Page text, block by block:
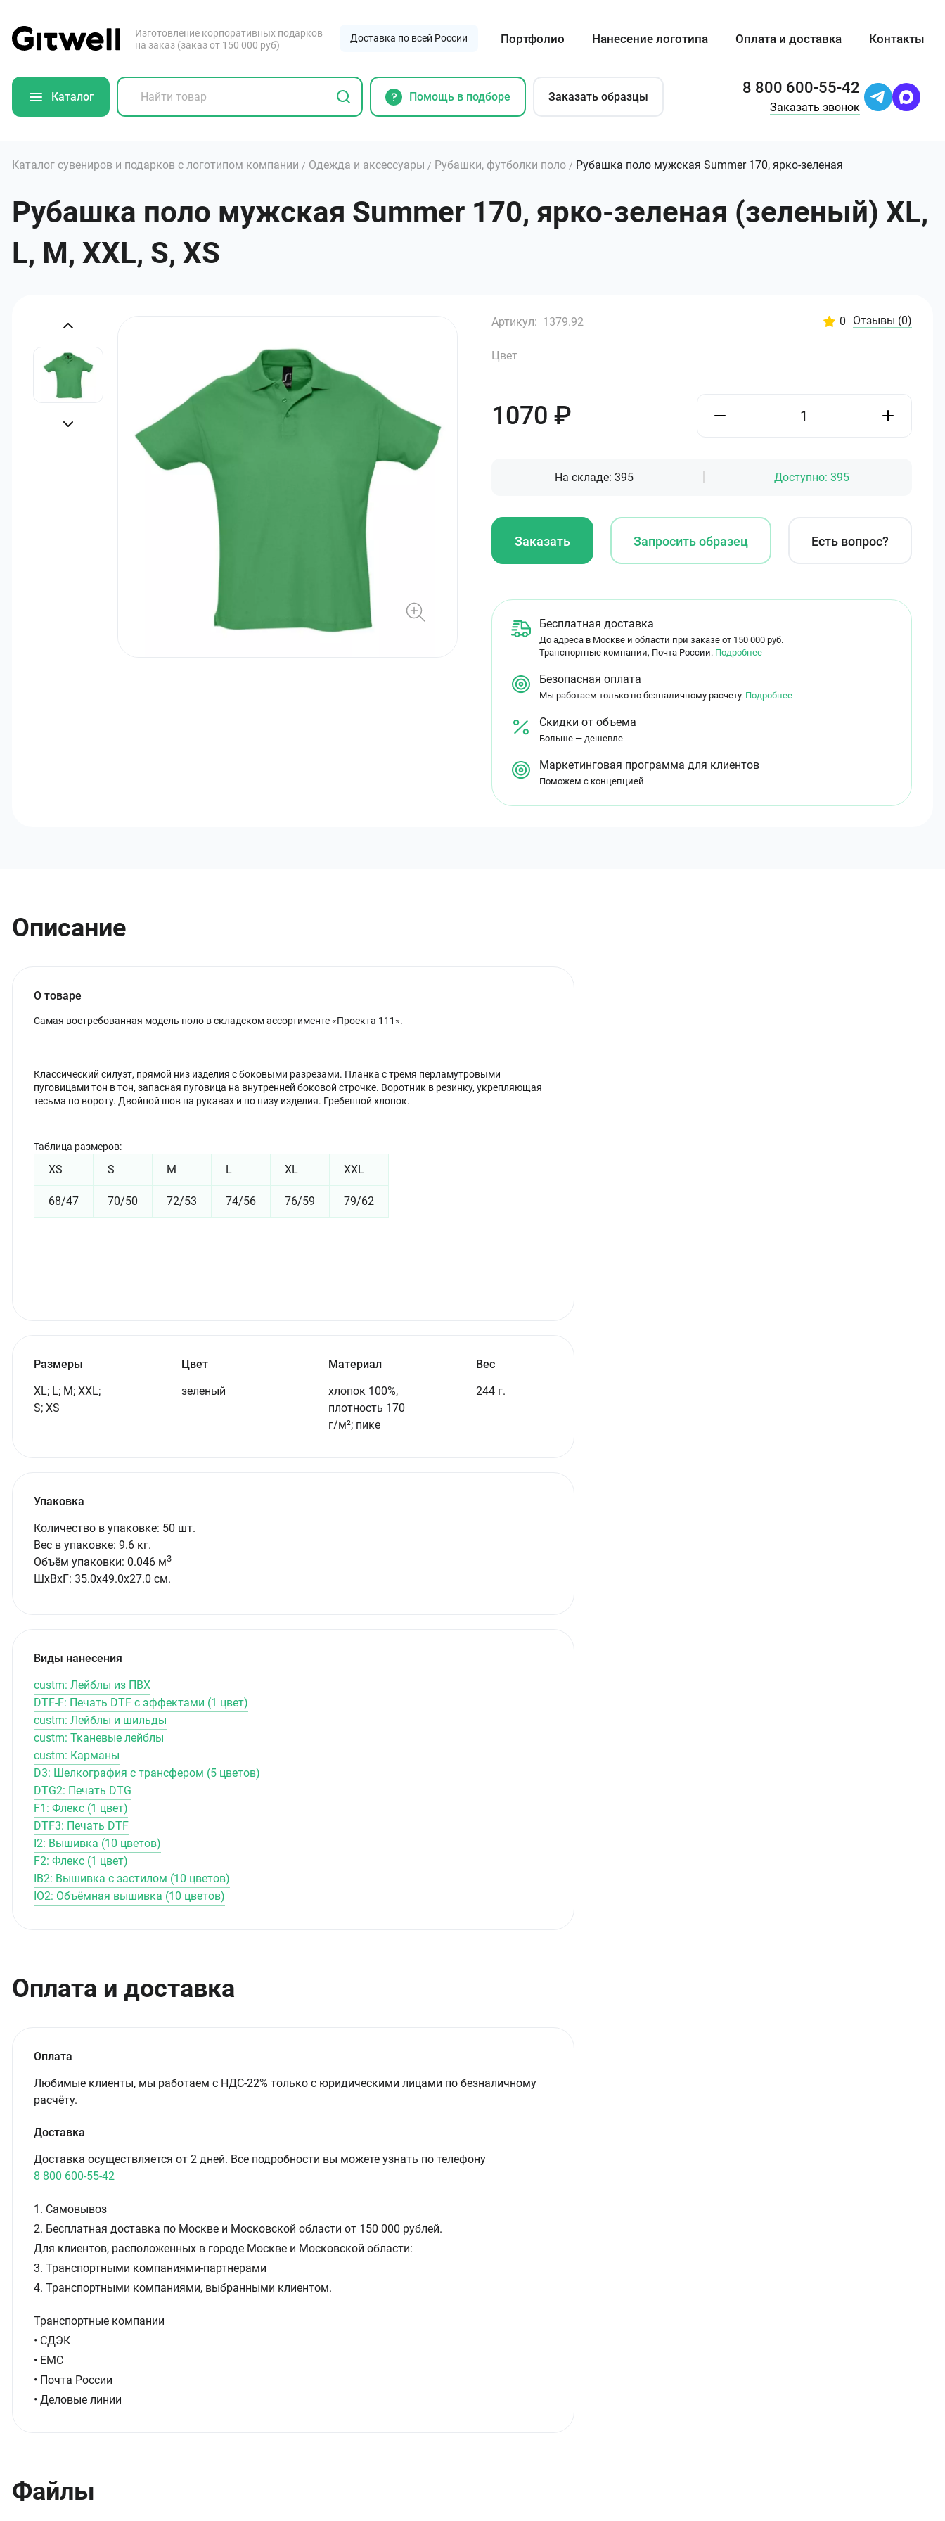
Изготовление корпоративных подарков
на заказ (заказ от 150 000 руб)
Доставка по всей России Портфолио Нанесение логотипа Оплата и доставка Контакты
Каталог Помощь в подборе Заказать образцы 8 800 600-55-42
Заказать звонок
Каталог сувениров и подарков с логотипом компании / Одежда и аксессуары / Рубашки, футболки поло / Рубашка поло мужская Summer 170, ярко-зеленая
Рубашка поло мужская Summer 170, ярко-зеленая (зеленый) XL,
L, M, XXL, S, XS
Артикул: 1379.92 0 Отзывы (0)
Цвет
1070 ₽
На складе: 395 Доступно: 395
Заказать Запросить образец Есть вопрос?
Бесплатная доставка
До адреса в Москве и области при заказе от 150 000 руб.
Транспортные компании, Почта России. Подробнее
Безопасная оплата
Мы работаем только по безналичному расчету. Подробнее
Скидки от объема
Больше — дешевле
Маркетинговая программа для клиентов
Поможем с концепцией
Описание
О товаре
Самая востребованная модель поло в складском ассортименте «Проекта 111».
Классический силуэт, прямой низ изделия с боковыми разрезами. Планка с тремя перламутровыми
пуговицами тон в тон, запасная пуговица на внутренней боковой строчке. Воротник в резинку, укрепляющая
тесьма по вороту. Двойной шов на рукавах и по низу изделия. Гребенной хлопок.
Таблица размеров:
XS S M L XL XXL
68/47 70/50 72/53 74/56 76/59 79/62
Размеры
XL; L; M; XXL;
S; XS
Цвет
зеленый
Материал
хлопок 100%,
плотность 170
г/м²; пике
Вес
244 г.
Упаковка
Количество в упаковке: 50 шт.
Вес в упаковке: 9.6 кг.
Объём упаковки: 0.046 м3
ШxВxГ: 35.0x49.0x27.0 см.
Виды нанесения
custm: Лейблы из ПВХ
DTF-F: Печать DTF с эффектами (1 цвет)
custm: Лейблы и шильды
custm: Тканевые лейблы
custm: Карманы
D3: Шелкография с трансфером (5 цветов)
DTG2: Печать DTG
F1: Флекс (1 цвет)
DTF3: Печать DTF
I2: Вышивка (10 цветов)
F2: Флекс (1 цвет)
IB2: Вышивка с застилом (10 цветов)
IO2: Объёмная вышивка (10 цветов)
Оплата и доставка
Оплата
Любимые клиенты, мы работаем с НДС-22% только с юридическими лицами по безналичному
расчёту.
Доставка
Доставка осуществляется от 2 дней. Все подробности вы можете узнать по телефону
8 800 600-55-42
1. Самовывоз
2. Бесплатная доставка по Москве и Московской области от 150 000 рублей.
Для клиентов, расположенных в городе Москве и Московской области:
3. Транспортными компаниями-партнерами
4. Транспортными компаниями, выбранными клиентом.
Транспортные компании
• СДЭК
• ЕМС
• Почта России
• Деловые линии
Файлы